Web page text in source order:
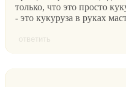
только, что это просто
- это кукуруза в руках
ответить